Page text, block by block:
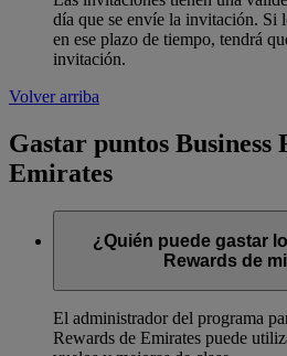
día que se envíe la invitación. Si
en ese plazo de tiempo, tendrá
invitación.
Volver arriba
Gastar puntos Business
Emirates
¿Quién puede gastar
Rewards de
El administrador del programa
Rewards de Emirates puede